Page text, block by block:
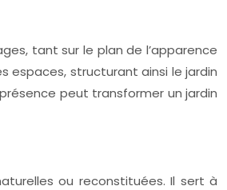
tant sur le plan de l’apparence
espaces, structurant ainsi le jardin
peut transformer un jardin
ou reconstituées. Il sert à